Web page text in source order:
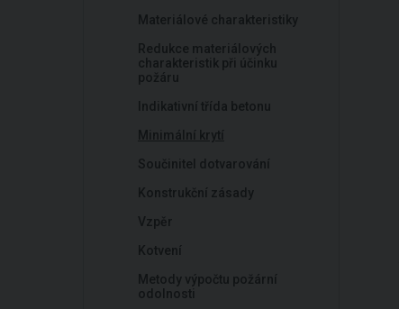
Materiálové charakteristiky
Redukce materiálových
charakteristik při účinku
požáru
Indikativní třída betonu
Minimální krytí
Součinitel dotvarování
Konstrukční zásady
Vzpěr
Kotvení
Metody výpočtu požární
odolnosti